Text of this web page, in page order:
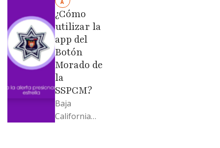
Moreno no
soportó; Los
…
A
¿Cómo
utilizar la
app del
Botón
Morado de
la
SSPCM?
Baja
California